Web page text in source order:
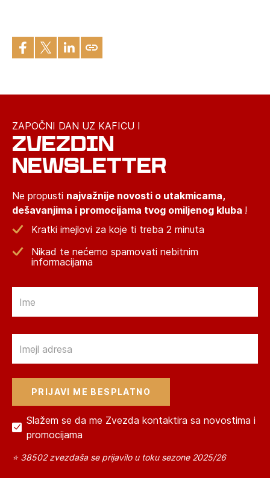
ZAPOČNI DAN UZ KAFICU I
ZVEZDIN
NEWSLETTER
Ne propusti najvažnije novosti o utakmicama,
dešavanjima i promocijama tvog omiljenog kluba !
Kratki imejlovi za koje ti treba 2 minuta
Nikad te nećemo spamovati nebitnim
informacijama
Slažem se da me Zvezda kontaktira sa novostima i
promocijama
⭐ 38502 zvezdaša se prijavilo u toku sezone 2025/26